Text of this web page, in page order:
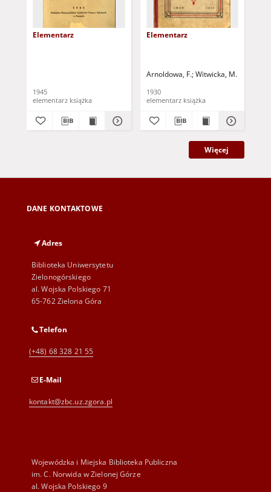
Elementarz
1945
elementarz książka
Elementarz
Arnoldowa, F. Witwicka, M.
1930
elementarz książka
Więcej
DANE KONTAKTOWE
Adres
Biblioteka Uniwersytetu
Zielonogórskiego
al. Wojska Polskiego 71
65-762 Zielona Góra
Telefon
(+48) 68 328 21 55
E-Mail
kontakt@zbc.uz.zgora.pl
Wojewódzka i Miejska Biblioteka Publiczna
im. C. Norwida w Zielonej Górze
al. Wojska Polskiego 9